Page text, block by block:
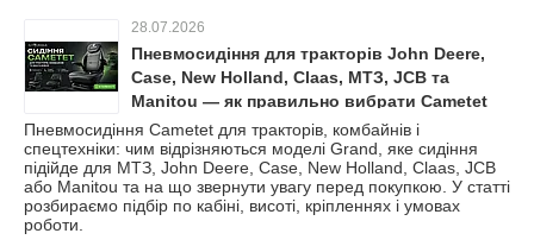
28.07.2026
Пневмосидіння для тракторів John Deere,
Case, New Holland, Claas, МТЗ, JCB та
Manitou — як правильно вибрати Cametet
Пневмосидіння Cametet для тракторів, комбайнів і
спецтехніки: чим відрізняються моделі Grand, яке сидіння
підійде для МТЗ, John Deere, Case, New Holland, Claas, JCB
або Manitou та на що звернути увагу перед покупкою. У статті
розбираємо підбір по кабіні, висоті, кріпленнях і умовах
роботи.